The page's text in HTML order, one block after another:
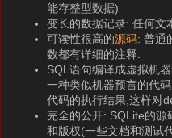
能存整型数据)
变长的数据记录: 任何文
可读性很高的源码: 普通
数都有详细的注释.
SQL语句编译成虚拟机
一种类似机器预言的代
代码的执行结果,这样对
完全的公开: SQLite的源
和版权(一些文档和测试